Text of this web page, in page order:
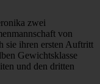
zwei
von
sie ihren ersten Auftritt
Gewichtsklasse
und den dritten